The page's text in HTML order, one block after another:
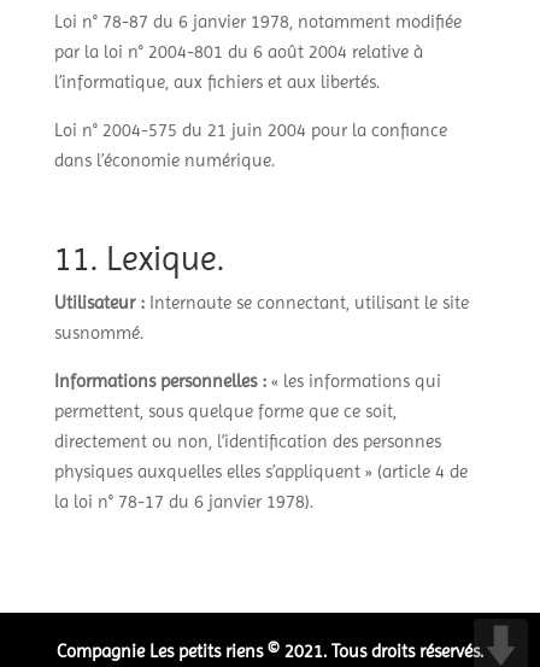
Loi n° 78-87 du 6 janvier 1978, notamment modifiée
par la loi n° 2004-801 du 6 août 2004 relative à
l’informatique, aux fichiers et aux libertés.
Loi n° 2004-575 du 21 juin 2004 pour la confiance
dans l’économie numérique.
11. Lexique.
Utilisateur :Internaute se connectant, utilisant le site
susnommé.
Informations personnelles :« les informations qui
permettent, sous quelque forme que ce soit,
directement ou non, l’identification des personnes
physiques auxquelles elles s’appliquent » (article 4 de
la loi n° 78-17 du 6 janvier 1978).
Compagnie Les petits riens © 2021. Tous droits réservés.